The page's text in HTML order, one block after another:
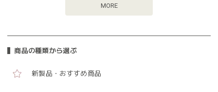
商品の種類から選ぶ
新製品・おすすめ商品
MORE